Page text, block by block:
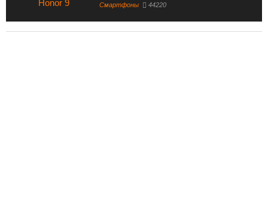
Смартфоны 44220